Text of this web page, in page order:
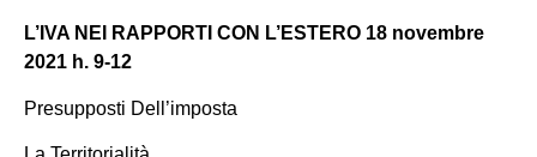
L’IVA NEI RAPPORTI CON L’ESTERO 18 novembre
2021 h. 9-12
Presupposti Dell’imposta